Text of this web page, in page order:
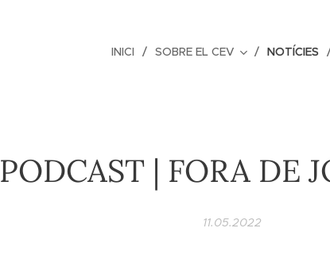
INICI SOBRE EL CEV NOTÍCIES
PODCAST | FORA DE
11.05.2022